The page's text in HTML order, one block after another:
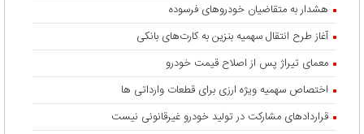
هشدار به متقاضیان خودروهای فرسوده
آغاز طرح انتقال سهمیه بنزین به کارت‌های بانکی
معمای تیراژ پس از اصلاح قیمت خودرو
اختصاص سهمیه ویژه ارزی برای قطعات وارداتی ها
قراردادهای مشارکت در تولید خودرو غیرقانونی نیست